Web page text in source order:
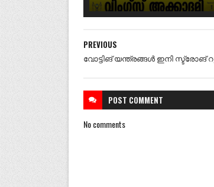
PREVIOUS
വോട്ടിങ് യന്ത്രങ്ങൾ ഇനി സ്ട്രോങ്
POST COMMENT
No comments